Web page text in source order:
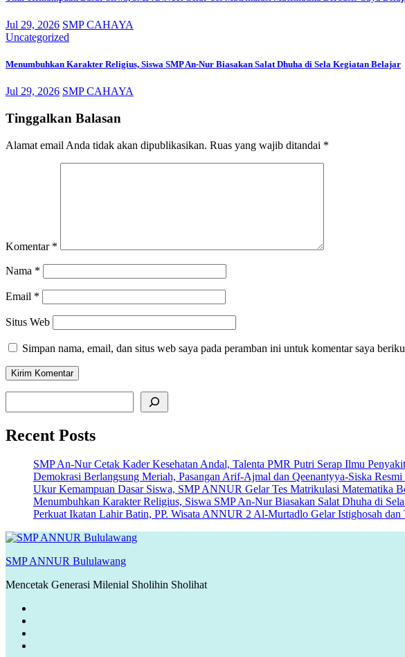
Jul 29, 2026 SMP CAHAYA
Uncategorized
Menumbuhkan Karakter Religius, Siswa SMP An-Nur Biasakan Salat Dhuha di Sela Kegiatan Belajar
Jul 29, 2026 SMP CAHAYA
Tinggalkan Balasan
Alamat email Anda tidak akan dipublikasikan. Ruas yang wajib ditandai *
Komentar *
Nama *
Email *
Situs Web
Simpan nama, email, dan situs web saya pada peramban ini untuk komentar saya
Recent Posts
SMP An-Nur Cetak Kader Kesehatan Andal, Talenta PMR Putri Serap Ilmu
Demokrasi Berlangsung Meriah, Pasangan Arif-Ajmal dan Qeenantyya-Siska
Ukur Kemampuan Dasar Siswa, SMP ANNUR Gelar Tes Matrikulasi Matematika
Menumbuhkan Karakter Religius, Siswa SMP An-Nur Biasakan Salat Dhuha di
Perkuat Ikatan Lahir Batin, PP. Wisata ANNUR 2 Al-Murtadlo Gelar Istighosah
SMP ANNUR Bululawang
Mencetak Generasi Milenial Sholihin Sholihat